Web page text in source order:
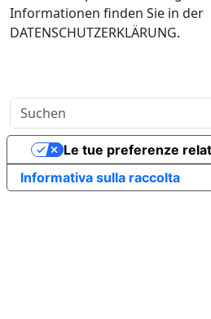
Informationen finden Sie in der
DATENSCHUTZERKLÄRUNG.
Informativa sulla raccolta
Le tue preferenze